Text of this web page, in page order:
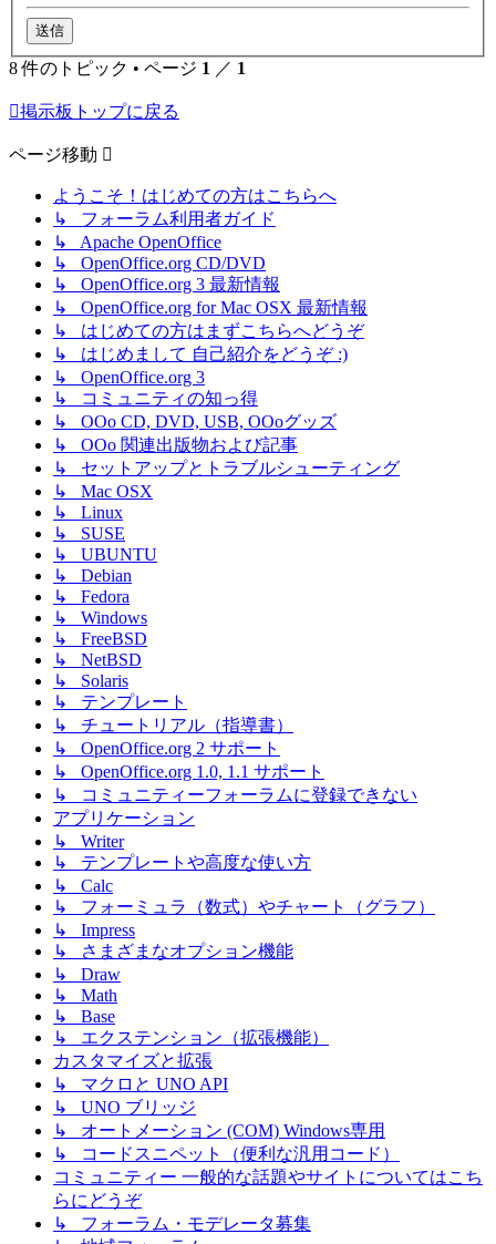
8 件のトピック • ページ 1 ／ 1
掲示板トップに戻る
ページ移動
ようこそ！はじめての方はこちらへ
↳ フォーラム利用者ガイド
↳ Apache OpenOffice
↳ OpenOffice.org CD/DVD
↳ OpenOffice.org 3 最新情報
↳ OpenOffice.org for Mac OSX 最新情報
↳ はじめての方はまずこちらへどうぞ
↳ はじめまして 自己紹介をどうぞ :)
↳ OpenOffice.org 3
↳ コミュニティの知っ得
↳ OOo CD, DVD, USB, OOoグッズ
↳ OOo 関連出版物および記事
↳ セットアップとトラブルシューティング
↳ Mac OSX
↳ Linux
↳ SUSE
↳ UBUNTU
↳ Debian
↳ Fedora
↳ Windows
↳ FreeBSD
↳ NetBSD
↳ Solaris
↳ テンプレート
↳ チュートリアル（指導書）
↳ OpenOffice.org 2 サポート
↳ OpenOffice.org 1.0, 1.1 サポート
↳ コミュニティーフォーラムに登録できない
アプリケーション
↳ Writer
↳ テンプレートや高度な使い方
↳ Calc
↳ フォーミュラ（数式）やチャート（グラフ）
↳ Impress
↳ さまざまなオプション機能
↳ Draw
↳ Math
↳ Base
↳ エクステンション（拡張機能）
カスタマイズと拡張
↳ マクロと UNO API
↳ UNO ブリッジ
↳ オートメーション (COM) Windows専用
↳ コードスニペット（便利な汎用コード）
コミュニティー 一般的な話題やサイトについてはこち
らにどうぞ
↳ フォーラム・モデレータ募集